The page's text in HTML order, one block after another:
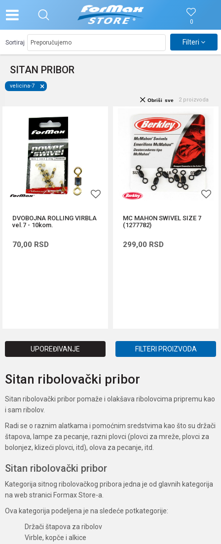
0
SITAN PRIBOR
Sortiraj Filteri
velicina-7
2 proizvoda
Obriši sve
DVOBOJNA ROLLING VIRBLA
vel.7 - 10kom.
70,00 RSD
MC MAHON SWIVEL SIZE 7
(1277782)
299,00 RSD
UPOREĐIVANJE FILTERI PROIZVODA
Sitan ribolovački pribor
Sitan ribolovački pribor pomaže i olakšava ribolovcima pripremu kao
i sam ribolov.
Radi se o raznim alatkama i pomoćnim sredstvima kao što su držači
štapova, lampe za pecanje, razni plovci (plovci za mreže, plovci za
bolonjez, klizeći plovci, itd), olova za pecanje, itd.
Sitan ribolovački pribor
Kategorija sitnog ribolovačkog pribora jedna je od glavnih kategorija
na web stranici Formax Store-a.
Ova kategorija podeljena je na sledeće potkategorije:
Držači štapova za ribolov
Virble, kopče i alkice